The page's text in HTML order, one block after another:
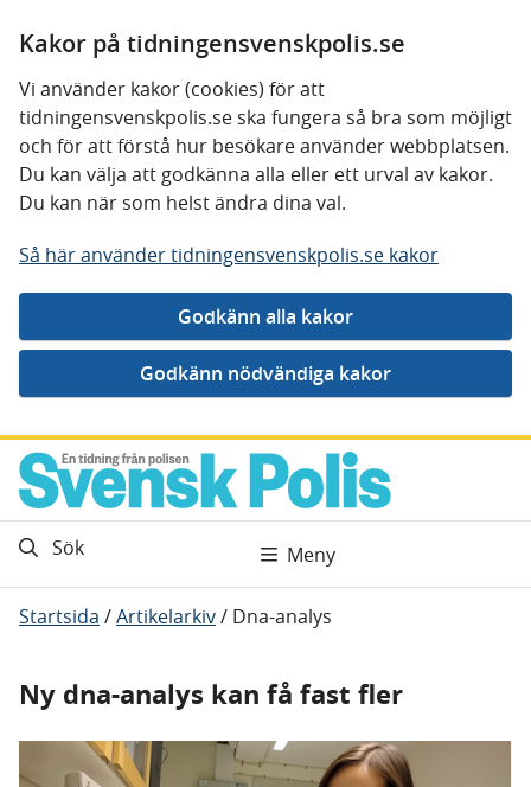
Kakor på tidningensvenskpolis.se
Vi använder kakor (cookies) för att
tidningensvenskpolis.se ska fungera så bra som möjligt
och för att förstå hur besökare använder webbplatsen.
Du kan välja att godkänna alla eller ett urval av kakor.
Du kan när som helst ändra dina val.
Så här använder tidningensvenskpolis.se kakor
Gå direkt till innehåll
Sök Meny
Startsida /Artikelarkiv/ Dna-analys
Ny dna-analys kan få fast fler